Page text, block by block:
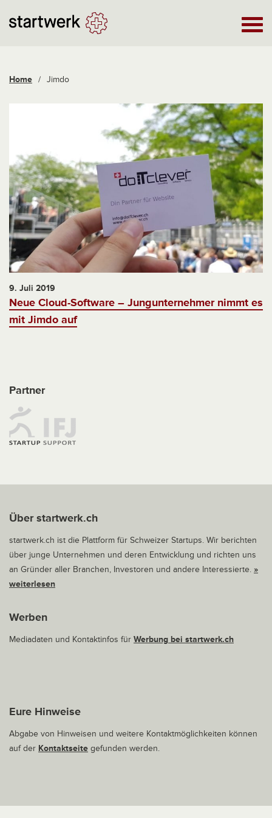
Home / Jimdo
9. Juli 2019
Neue Cloud-Software – Jungunternehmer nimmt es
mit Jimdo auf
Partner
Über startwerk.ch
startwerk.ch ist die Plattform für Schweizer Startups. Wir berichten
über junge Unternehmen und deren Entwicklung und richten uns
an Gründer aller Branchen, Investoren und andere Interessierte. »
weiterlesen
Werben
Mediadaten und Kontaktinfos für Werbung bei startwerk.ch
Eure Hinweise
Abgabe von Hinweisen und weitere Kontaktmöglichkeiten können
auf der Kontaktseite gefunden werden.